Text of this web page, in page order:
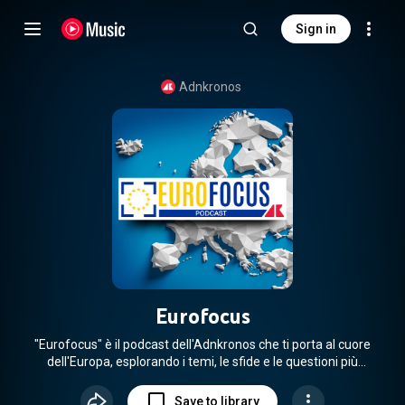
Sign in
Adnkronos
Eurofocus
"Eurofocus" è il podcast dell'Adnkronos che ti porta al cuore
dell'Europa, esplorando i temi, le sfide e le questioni più
impresa, ambiente, tecnologia, sicurezza e difesa, politiche
Save to library